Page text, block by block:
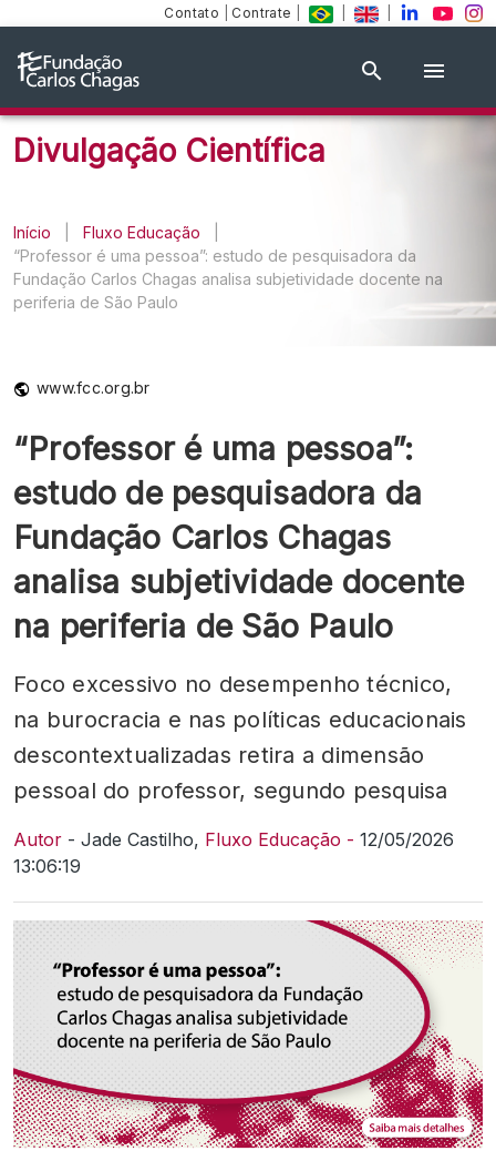
Contato Contrate
Divulgação Científica
Início Fluxo Educação
“Professor é uma pessoa”: estudo de pesquisadora da
Fundação Carlos Chagas analisa subjetividade docente na
periferia de São Paulo
www.fcc.org.br
“Professor é uma pessoa”:
estudo de pesquisadora da
Fundação Carlos Chagas
analisa subjetividade docente
na periferia de São Paulo
Foco excessivo no desempenho técnico,
na burocracia e nas políticas educacionais
descontextualizadas retira a dimensão
pessoal do professor, segundo pesquisa
Autor - Jade Castilho, Fluxo Educação - 12/05/2026
13:06:19